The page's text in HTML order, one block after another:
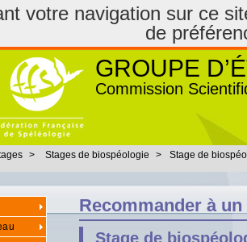
votre navigation sur ce
de
GROUPE
Commission
> Stages de biospéologie >
Stage de
Recommander à un
Stage de